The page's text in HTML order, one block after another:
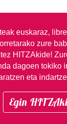
euskaraz,
zure
HITZAkide!
dagoen tokiko
eta
Egin